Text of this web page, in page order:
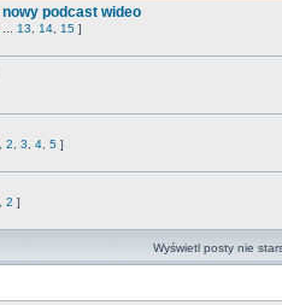
podcast wideo
13 14 15 ]
2 3 4 5 ]
2 ]
Wyświetl posty nie